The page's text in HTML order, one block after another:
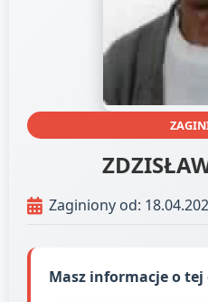
Zaginiony od:
Masz informacje o tej